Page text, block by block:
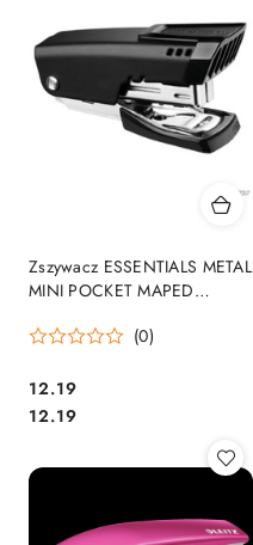
Zszywacz ESSENTIALS METAL
MINI POCKET MAPED
(0)
Cena:
12.19
Cena:
12.19